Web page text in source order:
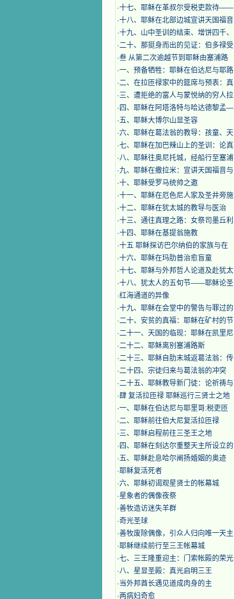
·十七、耶稣在革叔尔受税吏款待——
·十八、耶稣在北部边城宣讲天国福音
·十九、山中圣训的结束、增饼四千、
·二十、那挺身而出的见证：伯多禄受
·叁 从第二次逾越节到耶稣由塞浦路
·一、预备牺牲：耶稣在伯达尼与耶路
·二、在拉匝禄家中的筵席与预表：真
·三、遭拒绝的富人与蒙悦纳的穷人拉
· 四、耶稣在阿塔洛特与哈达德黎孟—
·五、耶稣大博尔山显圣容
·六、耶稣在葛法翁的教导：孩童、天
·七、耶稣在加巴辣山上的圣训：论真
·八、耶稣往奥尼托城，经船行至塞浦
·九、耶稣在撒拉米：宣讲天国福音与
·十、耶稣受罗马统帅之邀
·十一、耶稣在厄色尼人家及圣井旁施
·十二、耶稣在犹太城的教导与医治
·十三、通往真理之路：女祭司墨丘利
·十四、耶稣在基提翁施教
·十五 耶稣探访巴尔纳伯的家族与在
·十六、耶稣在玛肋普治愈盲童
·十七、耶稣与外邦哲人论道及赴犹太
·十八、犹太人的五旬节——耶稣论圣
·红海通道的异像
·十九、耶稣在会堂中的警告与罪过的
·二十、安贫的真福：耶稣在矿村的节
·二十一、天国的临现：耶稣在凯里尼
·二十二、耶稣离别塞浦路斯
·二十三、耶稣自肋末城返葛法翁：传
·二十四、宗徒归来与葛法翁的冲突
·二十五、耶稣教导新门徒：论祈祷与
·肆 复活拉匝禄 耶稣巡行三贤士之地
·一、耶稣在伯达尼与耶里哥:税吏匝
·二、耶稣前往伯大尼复活拉匝禄
·三、耶稣启程前往三圣王之地
· 四、耶稣在刻达尔重整天主所设立的
·五、耶稣赴息哈尔阐扬婚姻的奥迹
·耶稣复活死者
·六、耶稣初谒观星贤士的帐幕城
·星象者的偶像夜祭
·善牧造访迷失羊群
·奇光圣球
·善牧废除偶像，引众人归向唯一天主
·耶稣继续前行至三王帐幕城
·七、三王隆重迎主：门索帐殿的荣光
·八、星显圣殿：真光启明三王
·当外邦酋长遇见道成肉身的主
·两病妇奇愈